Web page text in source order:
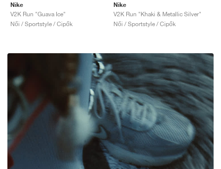
Nike
V2K Run "Guava Ice"
Női / Sportstyle / Cipők
Nike
V2K Run "Khaki & Metallic Silver"
Női / Sportstyle / Cipők